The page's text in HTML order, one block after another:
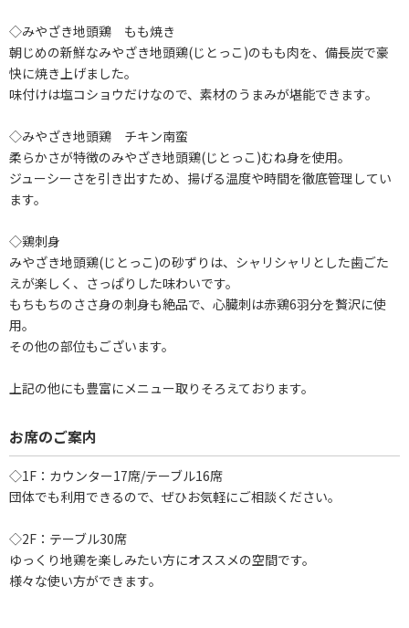
◇みやざき地頭鶏 もも焼き
朝じめの新鮮なみやざき地頭鶏(じとっこ)のもも肉を、備長炭で豪
快に焼き上げました。
味付けは塩コショウだけなので、素材のうまみが堪能できます。
◇みやざき地頭鶏 チキン南蛮
柔らかさが特徴のみやざき地頭鶏(じとっこ)むね身を使用。
ジューシーさを引き出すため、揚げる温度や時間を徹底管理してい
ます。
◇鶏刺身
みやざき地頭鶏(じとっこ)の砂ずりは、シャリシャリとした歯ごた
えが楽しく、さっぱりした味わいです。
もちもちのささ身の刺身も絶品で、心臓刺は赤鶏6羽分を贅沢に使
用。
その他の部位もございます。
上記の他にも豊富にメニュー取りそろえております。
お席のご案内
◇1F：カウンター17席/テーブル16席
団体でも利用できるので、ぜひお気軽にご相談ください。
◇2F：テーブル30席
ゆっくり地鶏を楽しみたい方にオススメの空間です。
様々な使い方ができます。